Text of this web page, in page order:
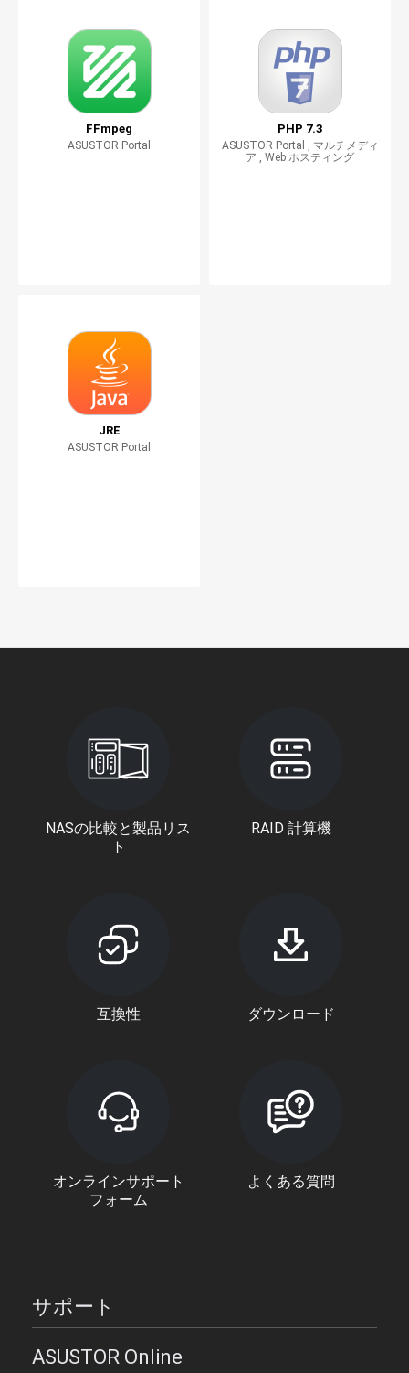
FFmpeg
ASUSTOR Portal
PHP 7.3
ASUSTOR Portal , マルチメディ
ア , Web ホスティング
JRE
ASUSTOR Portal
NASの比較と製品リス
ト
RAID 計算機
互換性 ダウンロード
オンラインサポート
フォーム
よくある質問
サポート
ASUSTOR Online